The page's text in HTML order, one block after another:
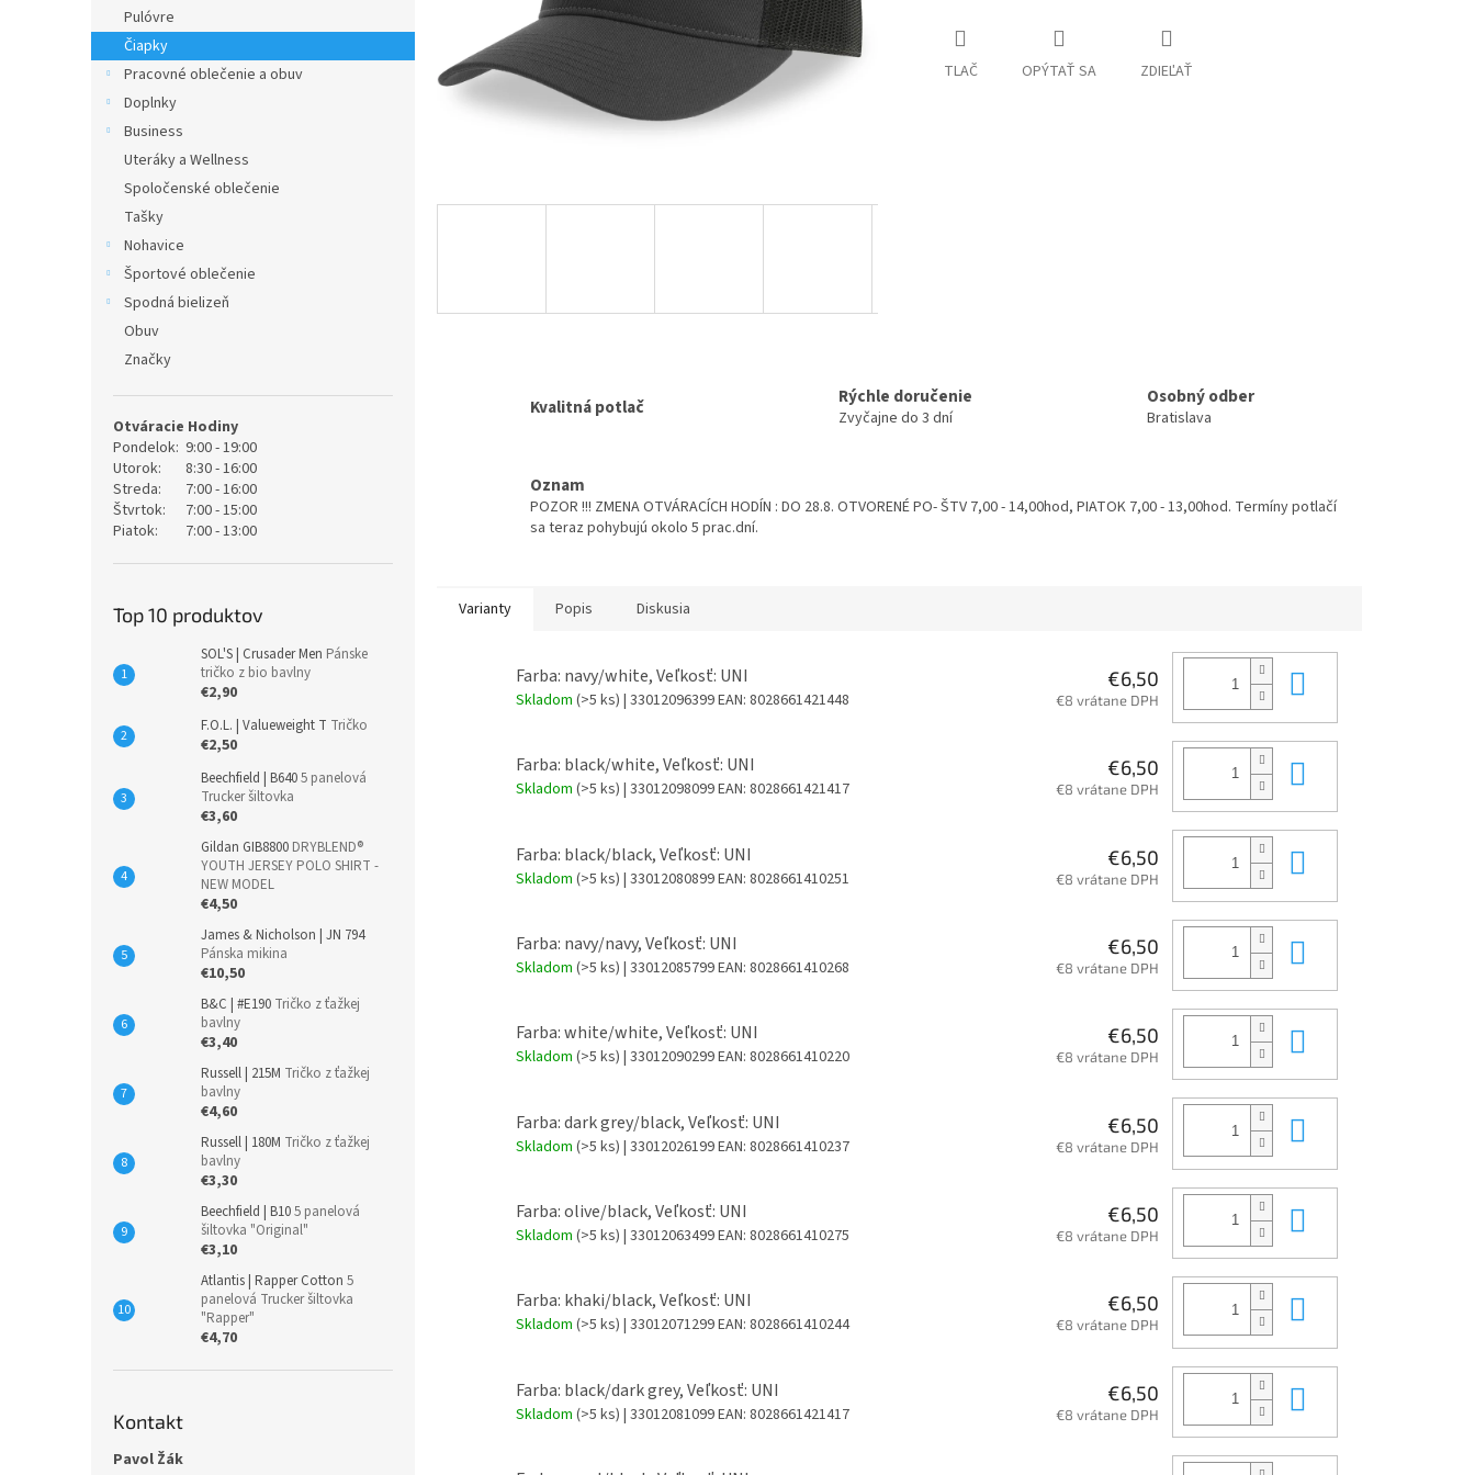
Pulóvre
Čiapky
Pracovné oblečenie a obuv
Doplnky
Business
Uteráky a Wellness
Spoločenské oblečenie
Tašky
Nohavice
Športové oblečenie
Spodná bielizeň
Obuv
Značky
Otváracie Hodiny
Pondelok: 9:00 - 19:00
Utorok:
8:30 - 16:00
Streda:
7:00 - 16:00
Štvrtok:
7:00 - 15:00
Piatok:
7:00 - 13:00
Top 10 produktov
SOL'S | Crusader Men Pánske
tričko z bio bavlny
€2,90
F.O.L. | Valueweight T Tričko
€2,50
Beechfield | B6405 panelová
Trucker šiltovka
€3,60
Gildan GIB8800 DRYBLEND®
YOUTH JERSEY POLO SHIRT -
NEW MODEL
€4,50
James & Nicholson | JN 794
Pánska mikina
€10,50
B&C | #E190 Tričko z ťažkej
bavlny
€3,40
Russell | 215M Tričko z ťažkej
bavlny
€4,60
Russell | 180M Tričko z ťažkej
bavlny
€3,30
Beechfield | B105 panelová
šiltovka "Original"
€3,10
Atlantis | Rapper Cotton 5
panelová Trucker šiltovka
"Rapper"
€4,70
Kontakt
Pavol Žák
TLAČ OPÝTAŤ SA ZDIEĽAŤ
Kvalitná potlač Rýchle doručenie
Zvyčajne do 3 dní
Osobný odber
Bratislava
Oznam
POZOR !!! ZMENA OTVÁRACÍCH HODÍN : DO 28.8. OTVORENÉ PO- ŠTV 7,00 - 14,00hod, PIATOK 7,00 - 13,00hod. Termíny potlačí
sa teraz pohybujú okolo 5 prac.dní.
Varianty Popis Diskusia
Farba: navy/white, Veľkosť: UNI
Skladom (>5 ks) | 33012096399EAN: 8028661421448
€6,50
€8 vrátane DPH
Farba: black/white, Veľkosť: UNI
Skladom (>5 ks) | 33012098099EAN: 8028661421417
€6,50
€8 vrátane DPH
Farba: black/black, Veľkosť: UNI
Skladom (>5 ks) | 33012080899EAN: 8028661410251
€6,50
€8 vrátane DPH
Farba: navy/navy, Veľkosť: UNI
Skladom (>5 ks) | 33012085799EAN: 8028661410268
€6,50
€8 vrátane DPH
Farba: white/white, Veľkosť: UNI
Skladom (>5 ks) | 33012090299EAN: 8028661410220
€6,50
€8 vrátane DPH
Farba: dark grey/black, Veľkosť: UNI
Skladom (>5 ks) | 33012026199EAN: 8028661410237
€6,50
€8 vrátane DPH
Farba: olive/black, Veľkosť: UNI
Skladom (>5 ks) | 33012063499EAN: 8028661410275
€6,50
€8 vrátane DPH
Farba: khaki/black, Veľkosť: UNI
Skladom (>5 ks) | 33012071299EAN: 8028661410244
€6,50
€8 vrátane DPH
Farba: black/dark grey, Veľkosť: UNI
Skladom (>5 ks) | 33012081099EAN: 8028661421417
€6,50
€8 vrátane DPH